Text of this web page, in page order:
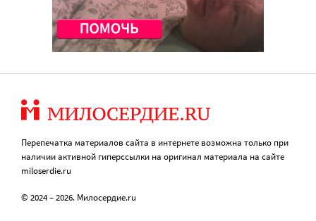
Перепечатка материалов сайта в интернете возможна только при
наличии активной гиперссылки на оригинал материала на сайте
miloserdie.ru
© 2024 – 2026. Милосердие.ru